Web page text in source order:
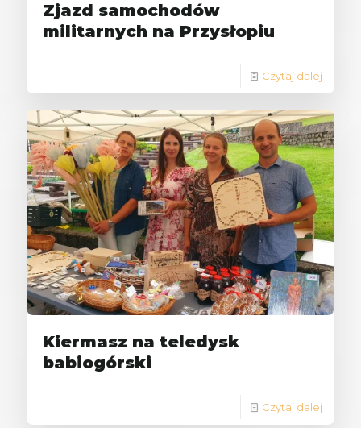
Zjazd samochodów
militarnych na Przysłopiu
Czytaj dalej
Kiermasz na teledysk
babiogórski
Czytaj dalej